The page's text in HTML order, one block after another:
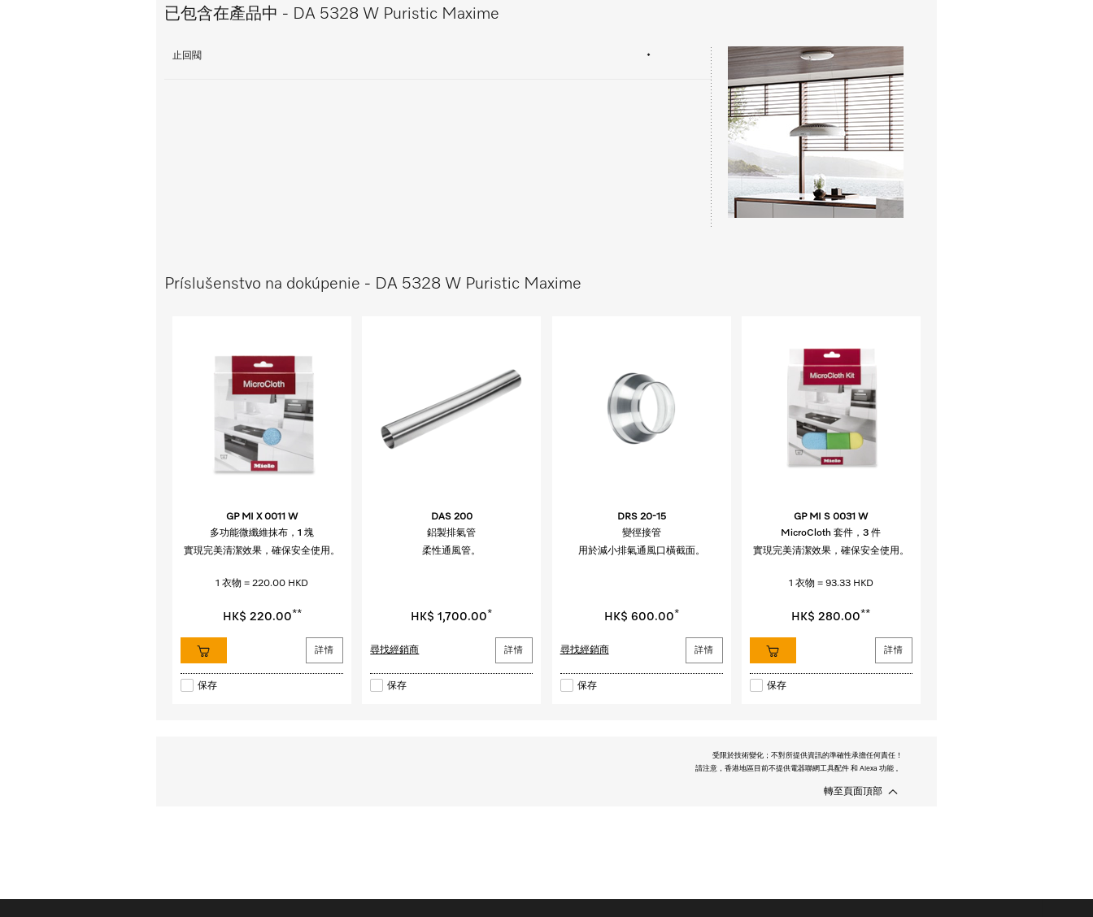
已包含在產品中 - DA 5328 W Puristic Maxime
止回閥 •
Príslušenstvo na dokúpenie - DA 5328 W Puristic Maxime
GP MI X 0011 W
多功能微纖維抹布，1 塊
實現完美清潔效果，確保安全使用。
1 衣物 = 220.00 HKD
HK$ 220.00**
詳情
保存
DAS 200
鋁製排氣管
柔性通風管。
HK$ 1,700.00*
詳情
尋找經銷商
保存
DRS 20-15
變徑接管
用於減小排氣通風口橫截面。
HK$ 600.00*
詳情
尋找經銷商
保存
GP MI S 0031 W
MicroCloth 套件，3 件
實現完美清潔效果，確保安全使用。
1 衣物 = 93.33 HKD
HK$ 280.00**
詳情
保存
受限於技術變化；不對所提供資訊的準確性承擔任何責任！
請注意，香港地區目前不提供電器聯網工具配件 和 Alexa 功能 。
轉至頁面頂部